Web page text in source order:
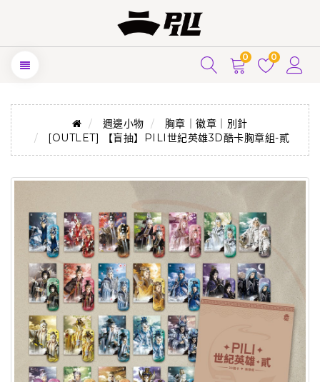
0 0
週邊小物
胸章｜徽章｜別針
[OUTLET] 【盲抽】PILI世紀英雄3D酷卡胸章組-貳